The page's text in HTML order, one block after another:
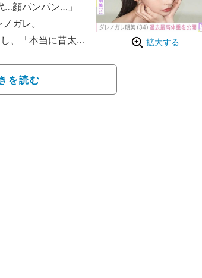
拡大する
顔パンパン…」
ガレ。
、「本当に昔太
チャーやってて
今の体が好きだ
を読む